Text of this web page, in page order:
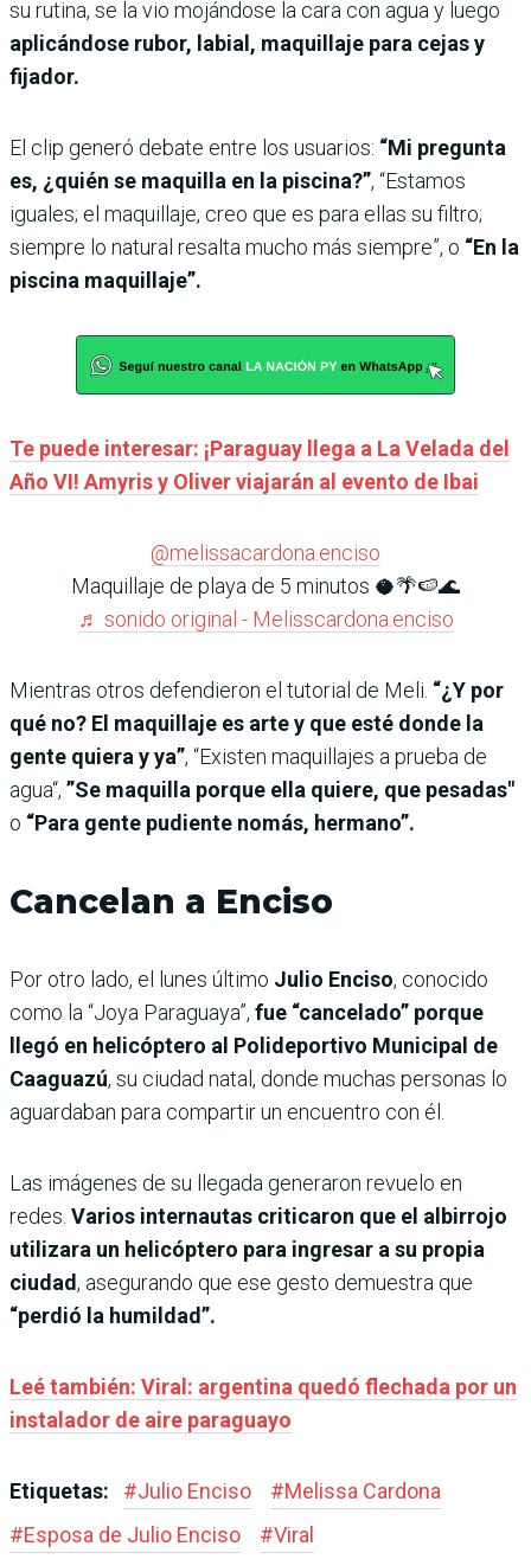
su rutina, se la vio mojándose la cara con agua y luego
aplicándose rubor, labial, maquillaje para cejas y
fijador.
El clip generó debate entre los usuarios: “Mi pregunta
es, ¿quién se maquilla en la piscina?”, “Estamos
iguales; el maquillaje, creo que es para ellas su filtro;
siempre lo natural resalta mucho más siempre”, o “En la
piscina maquillaje”.
Te puede interesar: ¡Paraguay llega a La Velada del
Año VI! Amyris y Oliver viajarán al evento de Ibai
@melissacardona.enciso
Maquillaje de playa de 5 minutos 🥥🌴🍉🌊
♬ sonido original - Melisscardona.enciso
Mientras otros defendieron el tutorial de Meli. “¿Y por
qué no? El maquillaje es arte y que esté donde la
gente quiera y ya”, “Existen maquillajes a prueba de
agua“, ”Se maquilla porque ella quiere, que pesadas"
o “Para gente pudiente nomás, hermano”.
Cancelan a Enciso
Por otro lado, el lunes último Julio Enciso, conocido
como la “Joya Paraguaya”, fue “cancelado” porque
llegó en helicóptero al Polideportivo Municipal de
Caaguazú, su ciudad natal, donde muchas personas lo
aguardaban para compartir un encuentro con él.
Las imágenes de su llegada generaron revuelo en
redes. Varios internautas criticaron que el albirrojo
utilizara un helicóptero para ingresar a su propia
ciudad, asegurando que ese gesto demuestra que
“perdió la humildad”.
Leé también: Viral: argentina quedó flechada por un
instalador de aire paraguayo
Etiquetas: #Julio Enciso #Melissa Cardona
#Esposa de Julio Enciso #Viral